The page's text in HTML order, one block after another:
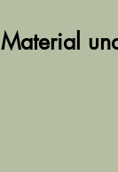
Material